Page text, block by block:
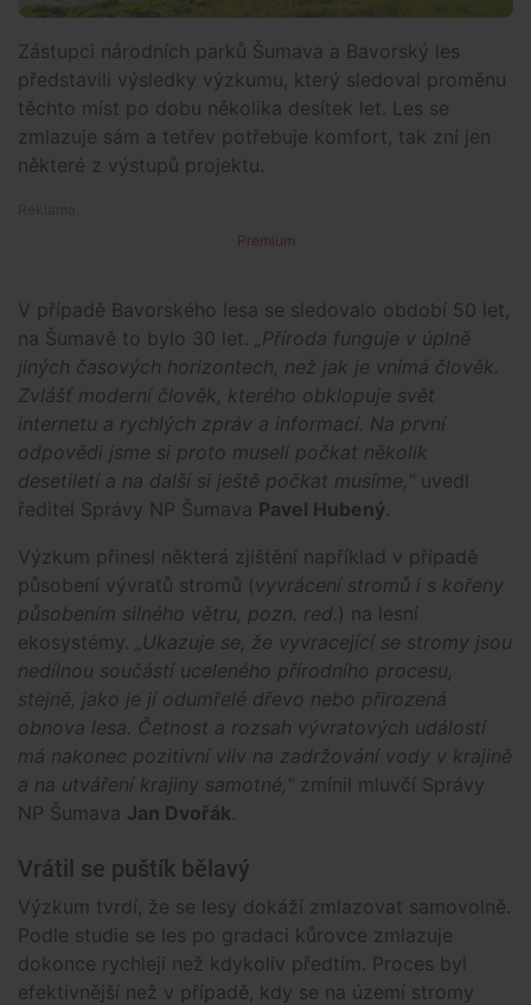
Zástupci národních parků Šumava a Bavorský les
představili výsledky výzkumu, který sledoval proměnu
těchto míst po dobu několika desítek let. Les se
zmlazuje sám a tetřev potřebuje komfort, tak zní jen
některé z výstupů projektu.
Premium
V případě Bavorského lesa se sledovalo období 50 let,
na Šumavě to bylo 30 let.
„Příroda funguje v úplně
jiných časových horizontech, než jak je vnímá člověk.
Zvlášť moderní člověk, kterého obklopuje svět
internetu a rychlých zpráv a informací. Na první
odpovědi jsme si proto museli počkat několik
desetiletí a na další si ještě počkat musíme,“ uvedl
ředitel Správy NP Šumava Pavel Hubený.
Výzkum přinesl některá zjištění například v případě
působení vývratů stromů ( vyvrácení stromů i s kořeny
působením silného větru, pozn. red.) na lesní
ekosystémy. „Ukazuje se, že vyvracející se stromy jsou
nedílnou součástí uceleného přírodního procesu,
stejně, jako je jí odumřelé dřevo nebo přirozená
obnova lesa. Četnost a rozsah vývratových událostí
má nakonec pozitivní vliv na zadržování vody v krajině
a na utváření krajiny samotné,“ zmínil mluvčí Správy
NP Šumava Jan Dvořák.
Vrátil se puštík bělavý
Výzkum tvrdí, že se lesy dokáží zmlazovat samovolně.
Podle studie se les po gradaci kůrovce zmlazuje
dokonce rychleji než kdykoliv předtím. Proces byl
efektivnější než v případě, kdy se na území stromy